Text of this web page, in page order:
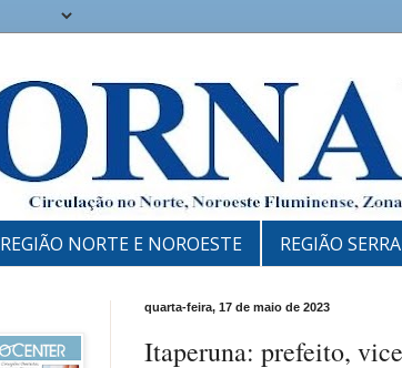
REGIÃO NORTE E NOROESTE REGIÃO
quarta-feira, 17 de maio de 2023
Itaperuna: prefeito,